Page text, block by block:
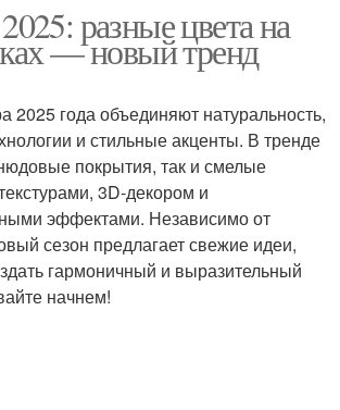
разные цвета на
— новый тренд
2025 года объединяют натуральность,
и стильные акценты. В тренде
покрытия, так и смелые
3D-декором и
эффектами. Независимо от
сезон предлагает свежие идеи,
гармоничный и выразительный
начнем!